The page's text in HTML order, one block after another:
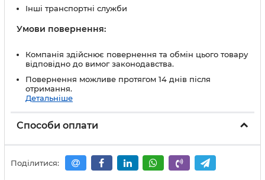
Інші транспортні служби
Умови повернення:
Компанія здійснює повернення та обмін цього товару
відповідно до вимог законодавства.
Повернення можливе протягом 14 днів після
отримання.
Детальніше
Способи оплати
Поділитися: